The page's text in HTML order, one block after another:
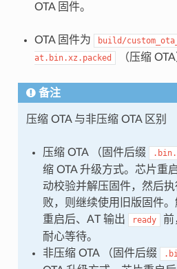
OTA 固件。
OTA 固件为
build/
at.bin.xz.packed
（压缩 OTA
备注
压缩 OTA 与非压缩 OTA 区别
压缩 OTA （固件后缀
缩 OTA 升级方式。芯片重
动校验并解压固件，然后
败，则继续使用旧版固件
重启后、AT 输出
ready
前
耐心等待。
非压缩 OTA （固件后缀